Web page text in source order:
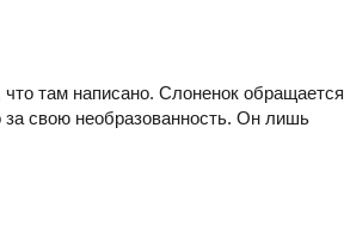
там написано. Слоненок обращается
за свою необразованность. Он лишь